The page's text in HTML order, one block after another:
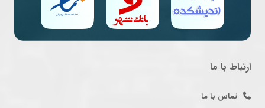
ارتباط با ما
تماس با ما